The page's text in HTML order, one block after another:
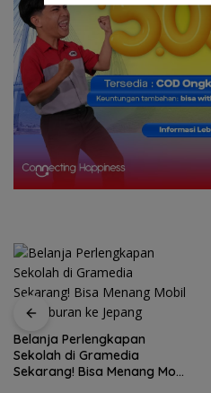
Tim SAR temukan nenek
hilang di hutan Lingga dalam
kondisi selamat